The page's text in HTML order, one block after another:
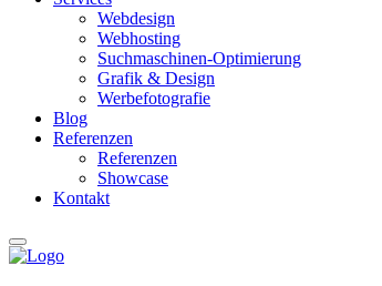
Webdesign
Webhosting
Suchmaschinen-Optimierung
Grafik & Design
Werbefotografie
Blog
Referenzen
Referenzen
Showcase
Kontakt